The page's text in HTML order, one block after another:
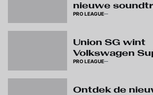
nieuwe
beluister ‘The
PRO LEAGUE
Union SG wint
Volkswagen
pakt eerste
PRO LEAGUE
Ontdek de